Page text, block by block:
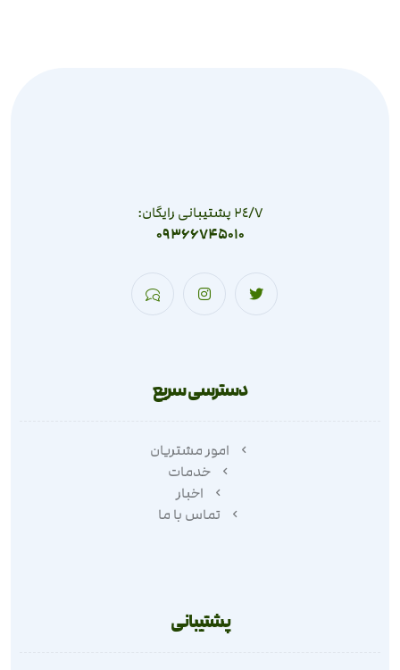
٢٤/٧ پشتیبانی رایگان:
09366745010
دسترسی سریع
امور مشتریان
خدمات
اخبار
تماس با ما
پشتیبانی